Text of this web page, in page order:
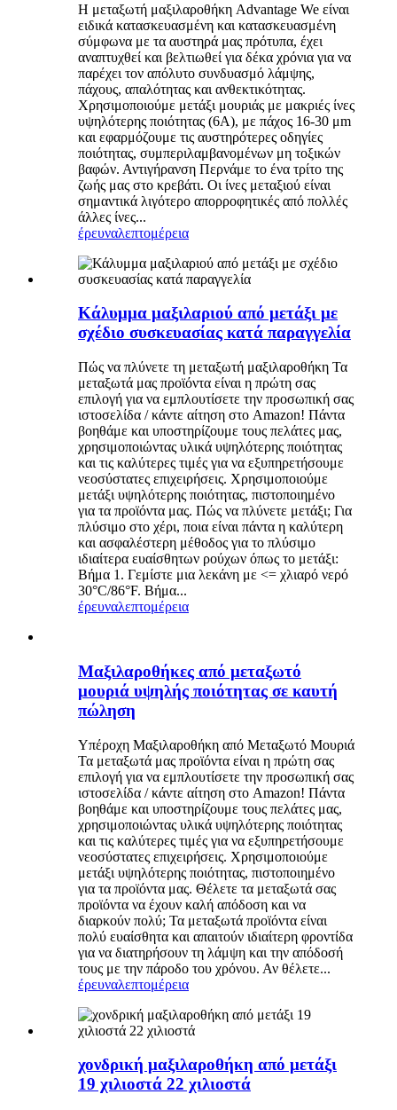
Η μεταξωτή μαξιλαροθήκη Advantage We είναι
ειδικά κατασκευασμένη και κατασκευασμένη
σύμφωνα με τα αυστηρά μας πρότυπα, έχει
αναπτυχθεί και βελτιωθεί για δέκα χρόνια για να
παρέχει τον απόλυτο συνδυασμό λάμψης,
πάχους, απαλότητας και ανθεκτικότητας.
Χρησιμοποιούμε μετάξι μουριάς με μακριές ίνες
υψηλότερης ποιότητας (6Α), με πάχος 16-30 μm
και εφαρμόζουμε τις αυστηρότερες οδηγίες
ποιότητας, συμπεριλαμβανομένων μη τοξικών
βαφών. Αντιγήρανση Περνάμε το ένα τρίτο της
ζωής μας στο κρεβάτι. Οι ίνες μεταξιού είναι
σημαντικά λιγότερο απορροφητικές από πολλές
άλλες ίνες...
έρευναλεπτομέρεια
Κάλυμμα μαξιλαριού από μετάξι με
σχέδιο συσκευασίας κατά παραγγελία
Πώς να πλύνετε τη μεταξωτή μαξιλαροθήκη Τα
μεταξωτά μας προϊόντα είναι η πρώτη σας
επιλογή για να εμπλουτίσετε την προσωπική σας
ιστοσελίδα / κάντε αίτηση στο Amazon! Πάντα
βοηθάμε και υποστηρίζουμε τους πελάτες μας,
χρησιμοποιώντας υλικά υψηλότερης ποιότητας
και τις καλύτερες τιμές για να εξυπηρετήσουμε
νεοσύστατες επιχειρήσεις. Χρησιμοποιούμε
μετάξι υψηλότερης ποιότητας, πιστοποιημένο
για τα προϊόντα μας. Πώς να πλύνετε μετάξι; Για
πλύσιμο στο χέρι, ποια είναι πάντα η καλύτερη
και ασφαλέστερη μέθοδος για το πλύσιμο
ιδιαίτερα ευαίσθητων ρούχων όπως το μετάξι:
Βήμα 1. Γεμίστε μια λεκάνη με <= χλιαρό νερό
30°C/86°F. Βήμα...
έρευναλεπτομέρεια
Μαξιλαροθήκες από μεταξωτό
μουριά υψηλής ποιότητας σε καυτή
πώληση
Υπέροχη Μαξιλαροθήκη από Μεταξωτό Μουριά
Τα μεταξωτά μας προϊόντα είναι η πρώτη σας
επιλογή για να εμπλουτίσετε την προσωπική σας
ιστοσελίδα / κάντε αίτηση στο Amazon! Πάντα
βοηθάμε και υποστηρίζουμε τους πελάτες μας,
χρησιμοποιώντας υλικά υψηλότερης ποιότητας
και τις καλύτερες τιμές για να εξυπηρετήσουμε
νεοσύστατες επιχειρήσεις. Χρησιμοποιούμε
μετάξι υψηλότερης ποιότητας, πιστοποιημένο
για τα προϊόντα μας. Θέλετε τα μεταξωτά σας
προϊόντα να έχουν καλή απόδοση και να
διαρκούν πολύ; Τα μεταξωτά προϊόντα είναι
πολύ ευαίσθητα και απαιτούν ιδιαίτερη φροντίδα
για να διατηρήσουν τη λάμψη και την απόδοσή
τους με την πάροδο του χρόνου. Αν θέλετε...
έρευναλεπτομέρεια
χονδρική μαξιλαροθήκη από μετάξι
19 χιλιοστά 22 χιλιοστά